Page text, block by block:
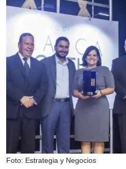
Foto: Estrategia y Negocios